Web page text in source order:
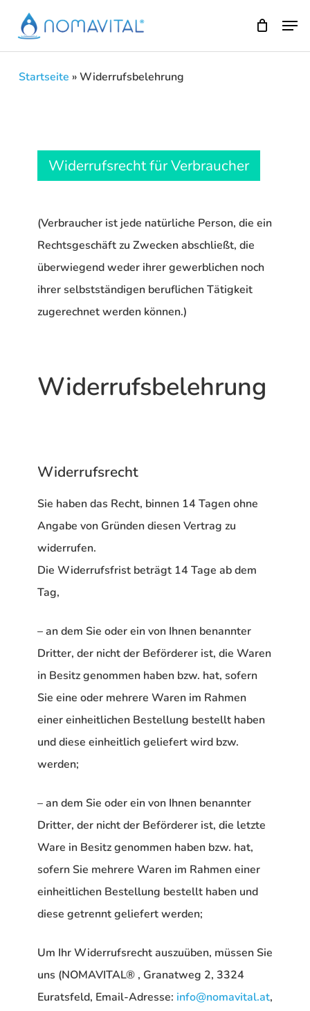
main
contentStartseite »Widerrufsbelehrung
Widerrufsrecht für Verbraucher
(Verbraucher ist jede natürliche Person, die ein
Rechtsgeschäft zu Zwecken abschließt, die
überwiegend weder ihrer gewerblichen noch
ihrer selbstständigen beruflichen Tätigkeit
zugerechnet werden können.)
Widerrufsbelehrung
Widerrufsrecht
Sie haben das Recht, binnen 14 Tagen ohne
Angabe von Gründen diesen Vertrag zu
widerrufen.
Die Widerrufsfrist beträgt 14 Tage ab dem
Tag,
– an dem Sie oder ein von Ihnen benannter
Dritter, der nicht der Beförderer ist, die Waren
in Besitz genommen haben bzw. hat, sofern
Sie eine oder mehrere Waren im Rahmen
einer einheitlichen Bestellung bestellt haben
und diese einheitlich geliefert wird bzw.
werden;
– an dem Sie oder ein von Ihnen benannter
Dritter, der nicht der Beförderer ist, die letzte
Ware in Besitz genommen haben bzw. hat,
sofern Sie mehrere Waren im Rahmen einer
einheitlichen Bestellung bestellt haben und
diese getrennt geliefert werden;
Um Ihr Widerrufsrecht auszuüben, müssen Sie
uns (NOMAVITAL® , Granatweg 2, 3324
Euratsfeld, Email-Adresse: info@nomavital.at,